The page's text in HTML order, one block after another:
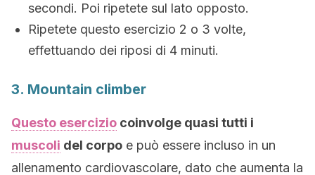
secondi. Poi ripetete sul lato opposto.
Ripetete questo esercizio 2 o 3 volte,
effettuando dei riposi di 4 minuti.
3. Mountain climber
Questo esercizio coinvolge quasi tutti i
muscoli del corpo e può essere incluso in un
allenamento cardiovascolare, dato che aumenta la